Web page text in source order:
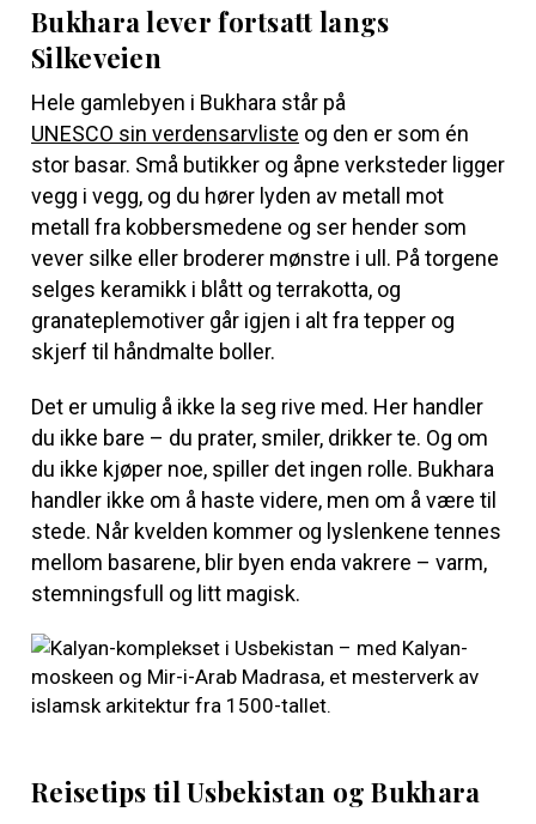
Bukhara lever fortsatt langs
Silkeveien
Hele gamlebyen i Bukhara står på
UNESCO sin verdensarvliste og den er som én
stor basar. Små butikker og åpne verksteder ligger
vegg i vegg, og du hører lyden av metall mot
metall fra kobbersmedene og ser hender som
vever silke eller broderer mønstre i ull. På torgene
selges keramikk i blått og terrakotta, og
granateplemotiver går igjen i alt fra tepper og
skjerf til håndmalte boller.
Det er umulig å ikke la seg rive med. Her handler
du ikke bare – du prater, smiler, drikker te. Og om
du ikke kjøper noe, spiller det ingen rolle. Bukhara
handler ikke om å haste videre, men om å være til
stede. Når kvelden kommer og lyslenkene tennes
mellom basarene, blir byen enda vakrere – varm,
stemningsfull og litt magisk.
Reisetips til Usbekistan og Bukhara